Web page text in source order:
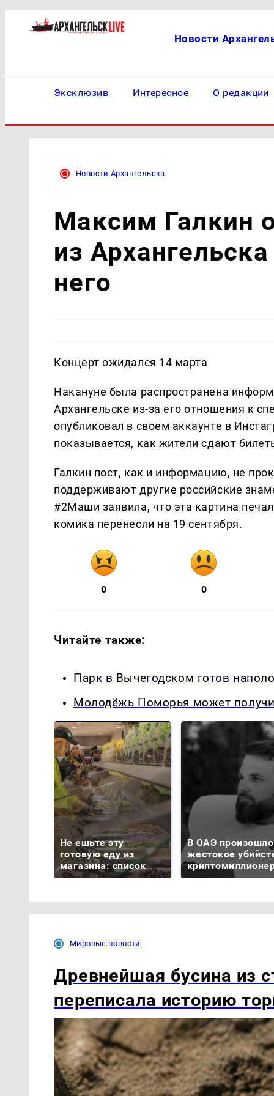
Новости
Эксклюзив Интересное О редакции
Новости Архангельска
Максим Галкин
из
него
Концерт ожидался 14 марта
Накануне была распространена
Архангельске из-за его отношения к
опубликовал в своем аккаунте в
показывается, как жители сдают
Галкин пост, как и информацию, не
поддерживают другие российские
#2Маши заявила, что эта картина
комика перенесли на 19 сентября.
0 0
Читайте также:
Парк в Вычегодском готов
Молодёжь Поморья может
Не ешьте эту
готовую еду из
магазина: список
В ОАЭ произошло
жестокое
Мировые новости
Древнейшая бусина из
переписала историю